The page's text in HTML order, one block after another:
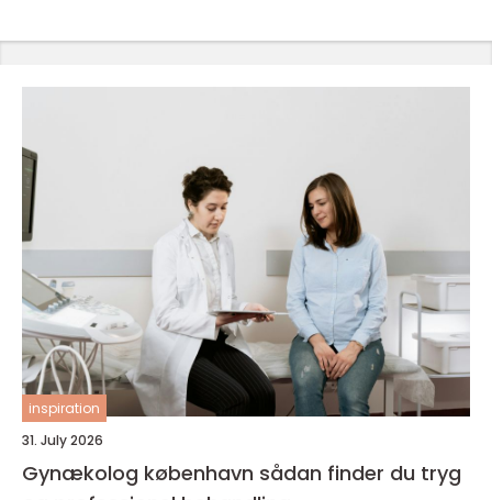
inspiration
31. July 2026
Gynækolog københavn sådan finder du tryg